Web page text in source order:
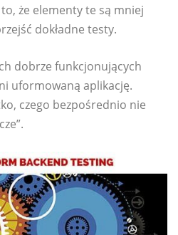
że elementy te są mniej
dokładne testy.
dobrze funkcjonujących
uformowaną aplikację.
czego bezpośrednio nie